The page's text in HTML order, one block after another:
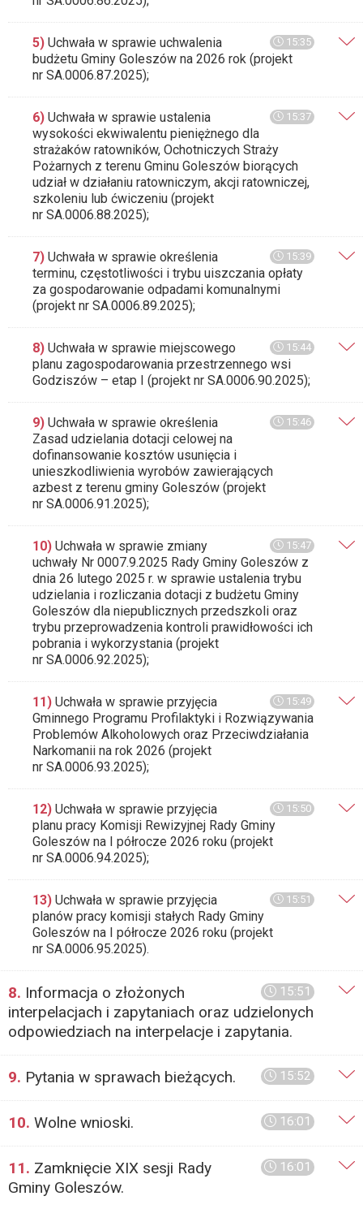
15:35
5) Uchwała w sprawie uchwalenia
budżetu Gminy Goleszów na 2026 rok (projekt
nr SA.0006.87.2025);
15:37
6) Uchwała w sprawie ustalenia
wysokości ekwiwalentu pieniężnego dla
strażaków ratowników, Ochotniczych Straży
Pożarnych z terenu Gminu Goleszów biorących
udział w działaniu ratowniczym, akcji ratowniczej,
szkoleniu lub ćwiczeniu (projekt
nr SA.0006.88.2025);
15:39
7) Uchwała w sprawie określenia
terminu, częstotliwości i trybu uiszczania opłaty
za gospodarowanie odpadami komunalnymi
(projekt nr SA.0006.89.2025);
15:44
8) Uchwała w sprawie miejscowego
planu zagospodarowania przestrzennego wsi
Godziszów – etap I (projekt nr SA.0006.90.2025);
15:46
9) Uchwała w sprawie określenia
Zasad udzielania dotacji celowej na
dofinansowanie kosztów usunięcia i
unieszkodliwienia wyrobów zawierających
azbest z terenu gminy Goleszów (projekt
nr SA.0006.91.2025);
15:47
10) Uchwała w sprawie zmiany
uchwały Nr 0007.9.2025 Rady Gminy Goleszów z
dnia 26 lutego 2025 r. w sprawie ustalenia trybu
udzielania i rozliczania dotacji z budżetu Gminy
Goleszów dla niepublicznych przedszkoli oraz
trybu przeprowadzenia kontroli prawidłowości ich
pobrania i wykorzystania (projekt
nr SA.0006.92.2025);
15:49
11) Uchwała w sprawie przyjęcia
Gminnego Programu Profilaktyki i Rozwiązywania
Problemów Alkoholowych oraz Przeciwdziałania
Narkomanii na rok 2026 (projekt
nr SA.0006.93.2025);
15:50
12) Uchwała w sprawie przyjęcia
planu pracy Komisji Rewizyjnej Rady Gminy
Goleszów na I półrocze 2026 roku (projekt
nr SA.0006.94.2025);
15:51
13) Uchwała w sprawie przyjęcia
planów pracy komisji stałych Rady Gminy
Goleszów na I półrocze 2026 roku (projekt
nr SA.0006.95.2025).
15:51
8. Informacja o złożonych
interpelacjach i zapytaniach oraz udzielonych
odpowiedziach na interpelacje i zapytania.
15:52
9. Pytania w sprawach bieżących.
16:01
10. Wolne wnioski.
16:01
11. Zamknięcie XIX sesji Rady
Gminy Goleszów.